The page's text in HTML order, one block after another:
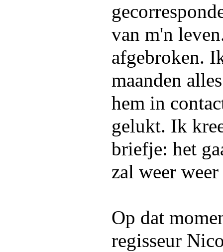
van m'n
afgebroken.
maanden
hem in
gelukt. Ik
briefje: het
zal weer
Op dat
regisseur